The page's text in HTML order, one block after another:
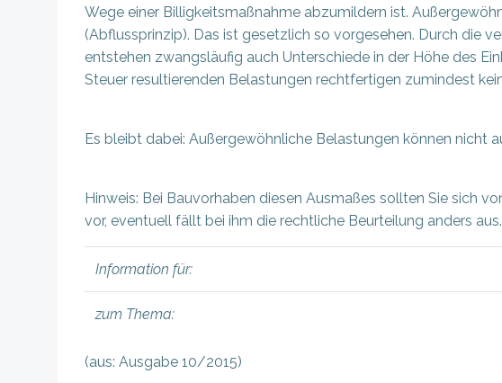
Wege einer Billigkeitsmaßnahme abzumildern ist.
(Abflussprinzip). Das ist gesetzlich so vorgesehen. Durch die
entstehen zwangsläufig auch Unterschiede in der Höhe des
Steuer resultierenden Belastungen rechtfertigen zumindest
Es bleibt dabei: Außergewöhnliche Belastungen können nicht
Hinweis: Bei Bauvorhaben diesen Ausmaßes sollten Sie sich
vor, eventuell fällt bei ihm die rechtliche Beurteilung anders
Information für:
zum Thema:
(aus: Ausgabe 10/2015)